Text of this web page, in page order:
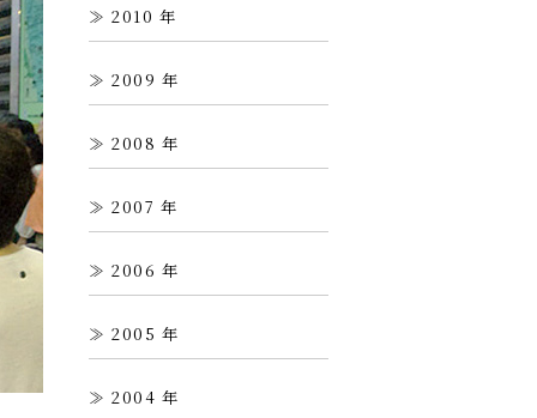
2010
2009
2008
2007
2006
2005
2004